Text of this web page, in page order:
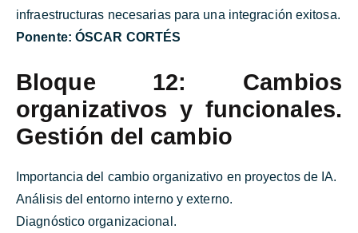
infraestructuras necesarias para una integración exitosa.
Ponente: ÓSCAR CORTÉS
Bloque 12: Cambios
organizativos y funcionales.
Gestión del cambio
Importancia del cambio organizativo en proyectos de IA.
Análisis del entorno interno y externo.
Diagnóstico organizacional.